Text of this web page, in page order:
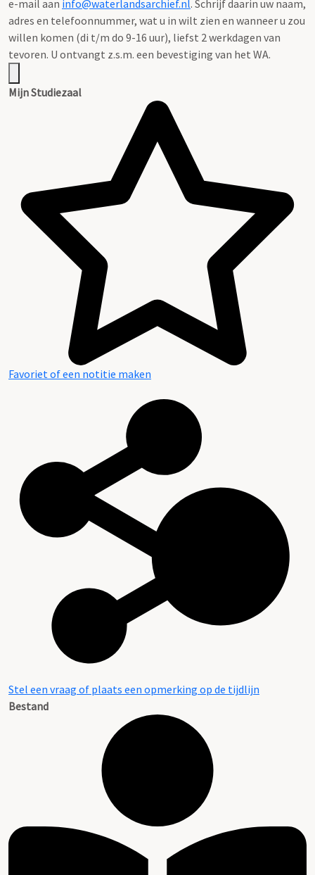
e-mail aan info@waterlandsarchief.nl. Schrijf daarin uw naam,
adres en telefoonnummer, wat u in wilt zien en wanneer u zou
willen komen (di t/m do 9-16 uur), liefst 2 werkdagen van
tevoren. U ontvangt z.s.m. een bevestiging van het WA.
Mijn Studiezaal
Favoriet of een notitie maken
Stel een vraag of plaats een opmerking op de tijdlijn
Bestand